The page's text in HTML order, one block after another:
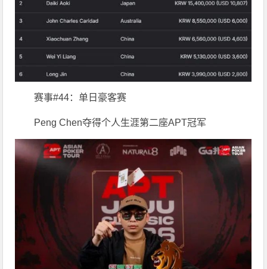
赛事#44：单日豪客赛
Peng Chen夺得个人生涯第二座APT冠军